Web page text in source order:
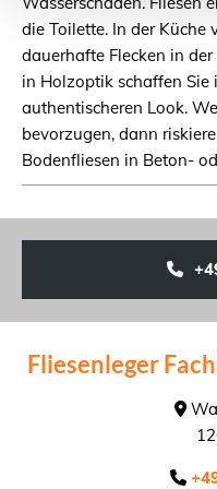
die Toilette. In der Küche
dauerhafte Flecken in
in Holzoptik schaffen Sie
authentischeren Look.
bevorzugen, dann
Bodenfliesen in Beton-
Fliesenleger

